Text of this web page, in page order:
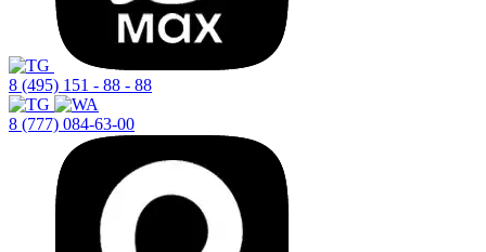
8 (495) 151 - 88 - 88
8 (777) 084-63-00